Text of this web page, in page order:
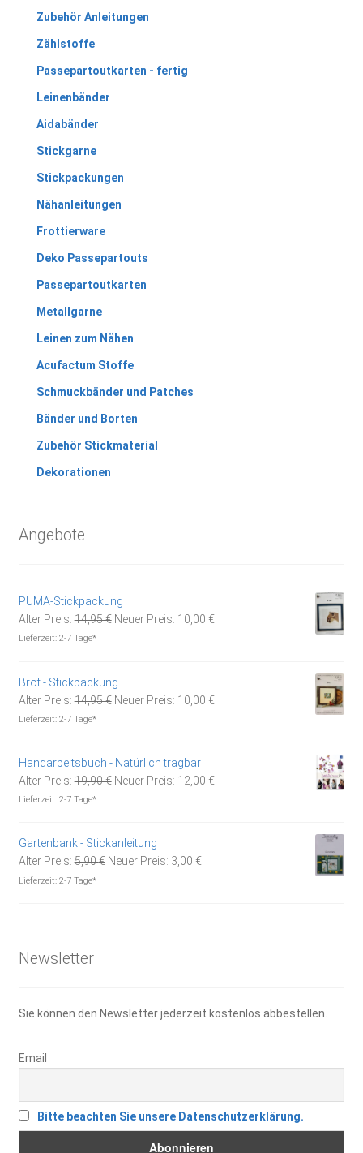
Zubehör Anleitungen
Zählstoffe
Passepartoutkarten - fertig
Leinenbänder
Aidabänder
Stickgarne
Stickpackungen
Nähanleitungen
Frottierware
Deko Passepartouts
Passepartoutkarten
Metallgarne
Leinen zum Nähen
Acufactum Stoffe
Schmuckbänder und Patches
Bänder und Borten
Zubehör Stickmaterial
Dekorationen
Angebote
PUMA-Stickpackung
Alter Preis: 14,95€ Ursprünglicher
Neuer Preis: 10,00 €Aktueller
Lieferzeit: 2-7 Tage*
Brot - Stickpackung
Alter Preis: 14,95€ Ursprünglicher
Neuer Preis: 10,00 €Aktueller
Lieferzeit: 2-7 Tage*
Handarbeitsbuch - Natürlich tragbar
Alter Preis: 19,90€ Ursprünglicher
Neuer Preis: 12,00 €Aktueller
Lieferzeit: 2-7 Tage*
Gartenbank - Stickanleitung
Alter Preis: 5,90€ Ursprünglicher
Neuer Preis: 3,00 €Aktueller
Lieferzeit: 2-7 Tage*
Newsletter
Sie können den Newsletter jederzeit kostenlos abbestellen.
Email
Bitte beachten Sie unsere Datenschutzerklärung.